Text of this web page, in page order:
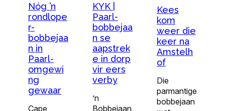
Nóg ’n
rondlope
r-
bobbejaa
n in
Paarl-
omgewi
ng
gewaar
Cape
KYK |
Paarl-
bobbejaa
n se
aapstrek
e in dorp
vir eers
verby
’n
Bobbejaan
Kees
kom
weer die
keer na
Amstelh
of
Die
parmantige
bobbejaan